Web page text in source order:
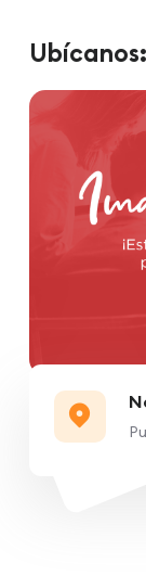
Ubícanos: